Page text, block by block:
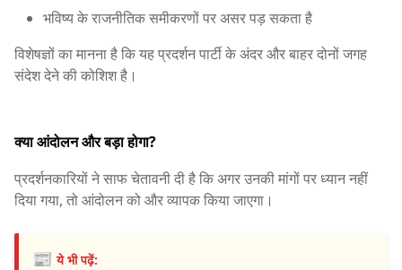
भविष्य के राजनीतिक समीकरणों पर असर पड़ सकता है
विशेषज्ञों का मानना है कि यह प्रदर्शन पार्टी के अंदर और बाहर दोनों जगह
संदेश देने की कोशिश है।
क्या आंदोलन और बड़ा होगा?
प्रदर्शनकारियों ने साफ चेतावनी दी है कि अगर उनकी मांगों पर ध्यान नहीं
दिया गया, तो आंदोलन को और व्यापक किया जाएगा।
📰ये भी पढ़ें: